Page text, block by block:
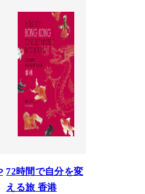
72時間で自分を変
える旅 香港